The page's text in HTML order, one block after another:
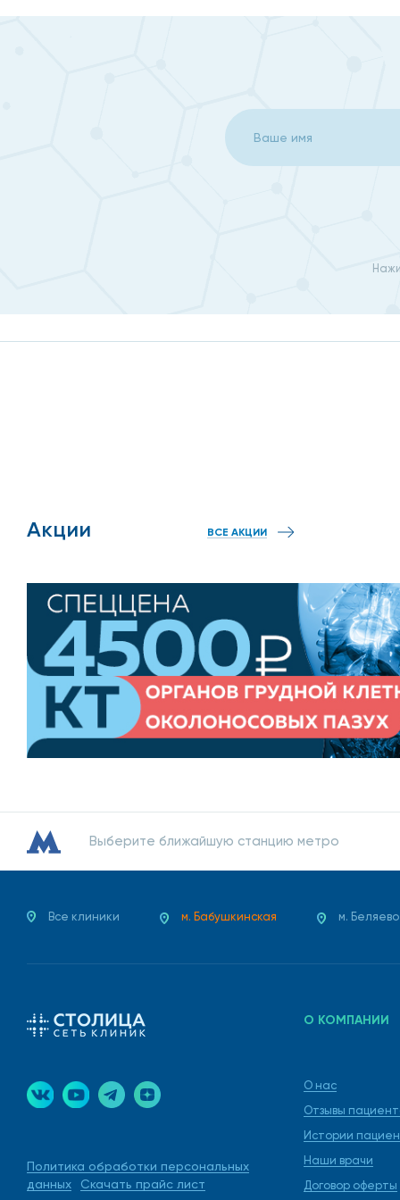
Исследуют иммунный и интерфероновый статус
Проводит при необходимости цитологические
Выполняют различные анализы крови.
Дополнительно могут быть назначены биопсия,
Применяются передовые терапевтические
успешным, важно, чтобы человек пришел к врачу
Акции ВСЕ АКЦИИ
Выберите ближайшую станцию метро
Все клиники м. Бабушкинская м. Беляево
Политика обработки персональных
данных
Скачать прайс лист
О КОМПАНИИ
О нас
Отзывы
Истории
Наши врачи
Договор оферты